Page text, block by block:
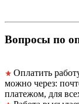
Вопросы по
Оплатить
можно через:
платежом, для